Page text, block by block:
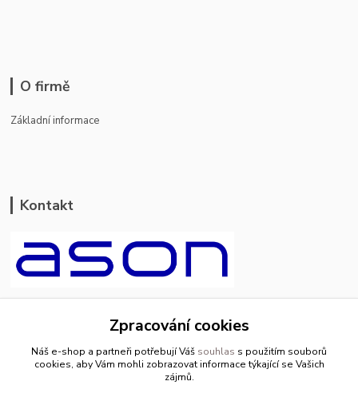
O firmě
Základní informace
Kontakt
+420 799 500 769
pracovní dny 8-11hod.,13-15hod.
Zpracování cookies
Náš e-shop a partneři potřebují Váš souhlas s použitím souborů
cookies, aby Vám mohli zobrazovat informace týkající se Vašich
zájmů.